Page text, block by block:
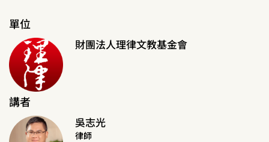
單位
財團法人理律文教基金會
講者
吳志光
律師